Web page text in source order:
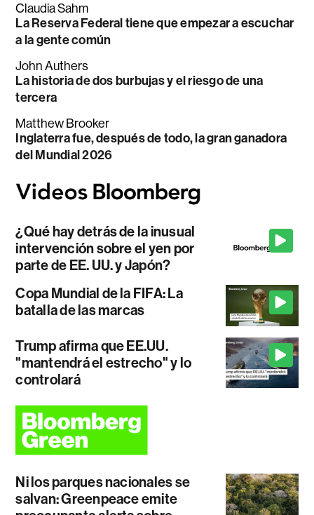
Claudia Sahm
La Reserva Federal tiene que empezar a escuchar
a la gente común
John Authers
La historia de dos burbujas y el riesgo de una
tercera
Matthew Brooker
Inglaterra fue, después de todo, la gran ganadora
del Mundial 2026
¿Qué hay detrás de la inusual
intervención sobre el yen por
parte de EE. UU. y Japón?
Copa Mundial de la FIFA: La
batalla de las marcas
Trump afirma que EE.UU.
"mantendrá el estrecho" y lo
controlará
Ni los parques nacionales se
salvan: Greenpeace emite